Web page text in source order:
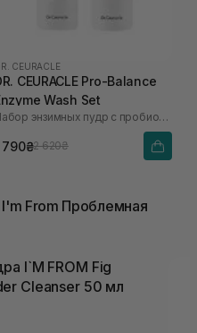
CEURACLE
CEURACLE Pro-Balance
Wash Set
Набор энзимных пудр с пробиотиками
790₴2 620₴
From Проблемная
I`M FROM Fig
Cleanser 50 мл